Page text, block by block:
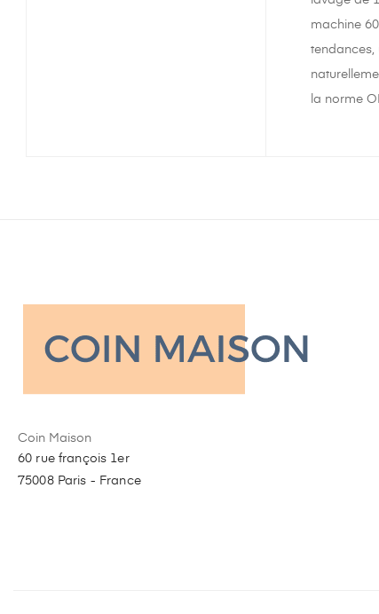
machine
tendances,
la norme
Coin Maison
60 rue françois 1er
75008 Paris - France